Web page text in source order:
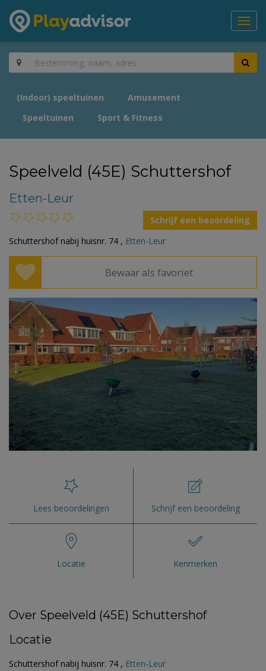
(Indoor) speeltuinen
Amusement
Speeltuinen
Sport & Fitness
Speelveld (45E) Schuttershof
Etten-Leur
Schrijf een beoordeling
Schuttershof nabij huisnr. 74 , Etten-Leur
Bewaar als favoriet
Lees beoordelingen Schrijf een beoordeling
Locatie Kenmerken
Over Speelveld (45E) Schuttershof
Locatie
Schuttershof nabij huisnr. 74 , Etten-Leur